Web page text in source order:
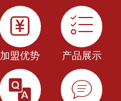
加盟政策
新闻中心
快餐技术

加盟优势

产品展示
 